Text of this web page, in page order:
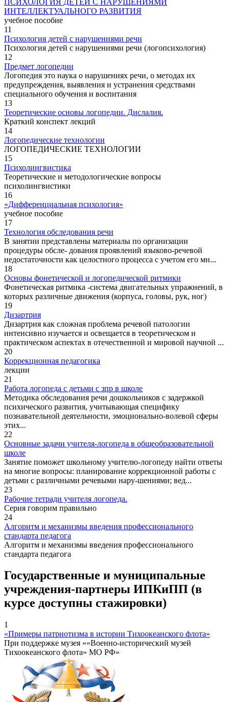
ИНТЕЛЛЕКТУАЛЬНОГО РАЗВИТИЯ
учебное пособие
11
Психология детей с нарушениями речи
Психология детей с нарушениями речи (логопсихология)
12
Предмет логопедии
Логопедия это наука о нарушениях речи, о методах их
предупреждения, выявления и устранения средствами
специального обучения и воспитания
13
Теоретические основы логопедии. Дислалия.
Краткий конспект лекций
14
Логопедические технологии
ЛОГОПЕДИЧЕСКИЕ ТЕХНОЛОГИИ
15
Психолингвистика
Теоретические и методологические вопросы
психолингвистики
16
«Дифференциальная психология»
учебное пособие
17
Технология обследования речи
В занятии представлены материалы по организации
процедуры обсле- дования проявлений языково-речевой
недостаточности как целостного процесса с учетом его мн...
18
Основы фонетической и логопедической ритмики
Фонетическая ритмика -система двигательных упражнений, в
которых различные движения (корпуса, головы, рук, ног)
19
Дизартрия
Дизартрия как сложная проблема речевой патологии
интенсивно изучается и освещается в теоретическом и
практическом аспектах в отечественной и мировой научной ...
20
Коррекционная педагогика
лекции
21
Работа логопеда с детьми с зпр в школе
Методика обследования речи дошкольников с задержкой
психического развития, учитывающая специфику
познавательной деятельности, эмоционально-волевой сферы
этих...
22
Основные задачи учителя-логопеда в общеобразовательной
школе
Занятие поможет школьному учителю-логопеду найти ответы
на многие вопросы: планирование коррекционной работы с
детьми с различными речевыми нару-шениями; вед...
23
Рабочие тетради учителя логопеда.
Серия говорим правильно
24
Алгоритм и механизмы введения профессионального
стандарта педагога
Алгоритм и механизмы введения профессионального
стандарта педагога
Государственные и муниципальные
учреждения-партнеры ИПКиПП (в
курсе доступны стажировки)
1
«Примеры патриотизма в истории Тихоокеанского флота»
При поддержке музея ««Военно-исторический музей
Тихоокеанского флота» МО РФ»